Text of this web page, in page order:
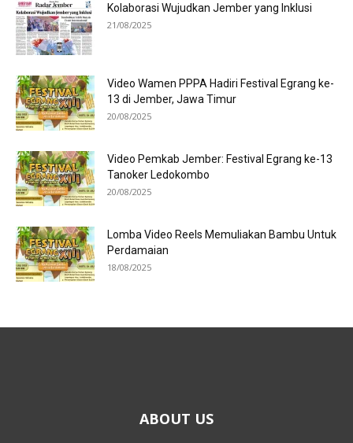
Kolaborasi Wujudkan Jember yang Inklusi
21/08/2025
Video Wamen PPPA Hadiri Festival Egrang ke-
13 di Jember, Jawa Timur
20/08/2025
Video Pemkab Jember: Festival Egrang ke-13
Tanoker Ledokombo
20/08/2025
Lomba Video Reels Memuliakan Bambu Untuk
Perdamaian
18/08/2025
ABOUT US